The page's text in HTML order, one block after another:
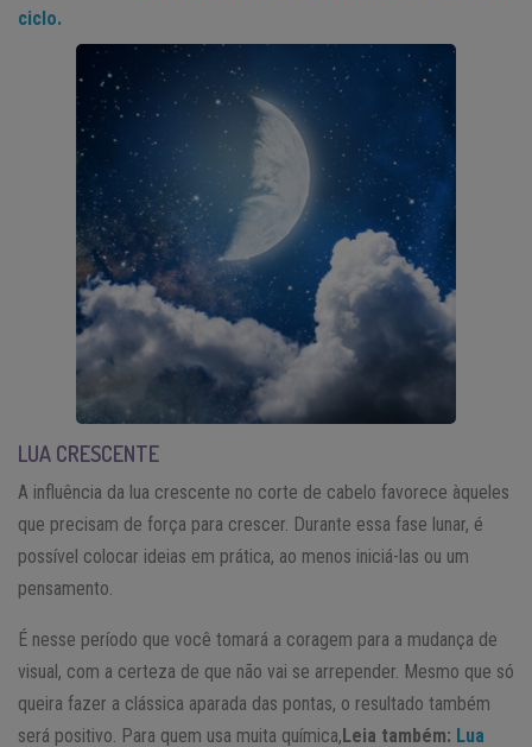
ciclo.
LUA CRESCENTE
A influência da lua crescente no corte de cabelo favorece àqueles
que precisam de força para crescer. Durante essa fase lunar, é
possível colocar ideias em prática, ao menos iniciá-las ou um
pensamento.
É nesse período que você tomará a coragem para a mudança de
visual, com a certeza de que não vai se arrepender. Mesmo que só
queira fazer a clássica aparada das pontas, o resultado também
será positivo. Para quem usa muita química,Leia também: Lua